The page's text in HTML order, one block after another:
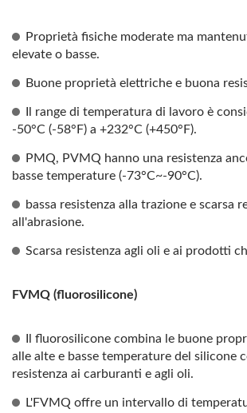
Proprietà fisiche moderate ma
elevate o basse.
Buone proprietà elettriche e buona
Il range di temperatura di lavoro è
-50°C (-58°F) a +232°C (+450°F).
PMQ, PVMQ hanno una resistenza
basse temperature (-73°C~-90°C).
bassa resistenza alla trazione e scarsa
all'abrasione.
Scarsa resistenza agli oli e ai prodotti
FVMQ (fluorosilicone)
Il fluorosilicone combina le buone
alle alte e basse temperature del silicone
resistenza ai carburanti e agli oli.
L'FVMQ offre un intervallo di